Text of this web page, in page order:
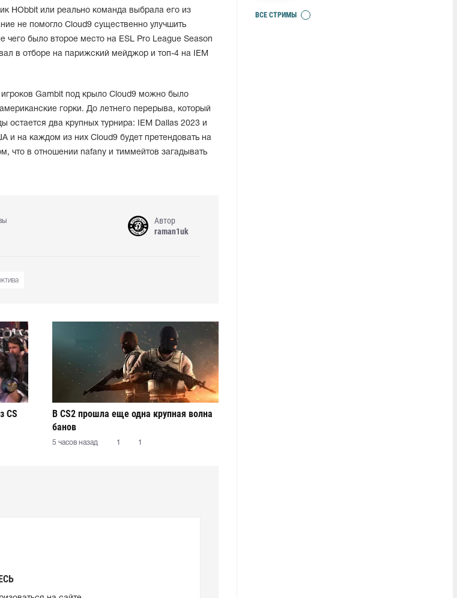
HObbit или реально команда выбрала его из
не помогло Cloud9 существенно улучшить
чего было второе место на ESL Pro League Season
в отборе на парижский мейджор и топ-4 на IEM
Gambit под крыло Cloud9 можно было
горки. До летнего перерыва, который
остается два крупных турнира: IEM Dallas 2023 и
и на каждом из них Cloud9 будет претендовать на
что в отношении nafany и тиммейтов загадывать
Автор
raman1uk
CS
В CS2 прошла еще одна крупная волна
банов
5 часов назад 1 1
ВСЕ СТРИМЫ